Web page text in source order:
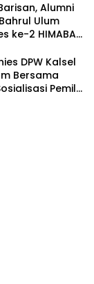
Alumni
Ulum
ke-2 HIMABAS
DPW Kalsel
Bersama
Pemilu